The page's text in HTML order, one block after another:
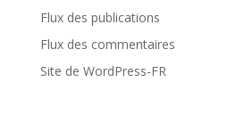
Flux des publications
Flux des commentaires
Site de WordPress-FR